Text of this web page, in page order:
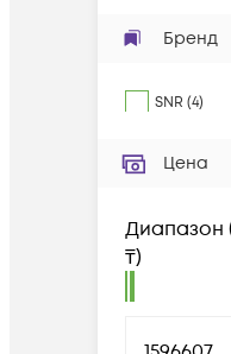
Бренд
SNR (4)
Цена
Диапазон
₸)